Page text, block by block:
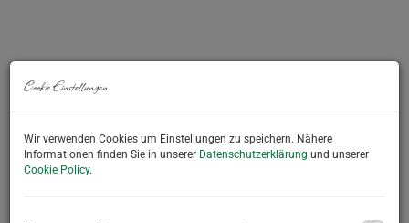
Cookie Einstellungen
Wir verwenden Cookies um Einstellungen zu speichern. Nähere
Informationen finden Sie in unserer Datenschutzerklärung und unserer
Cookie Policy.